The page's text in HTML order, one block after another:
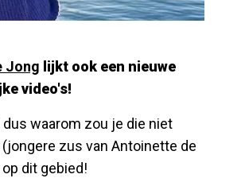
Jong lijkt ook een nieuwe
video's!
waarom zou je die niet
zus van Antoinette de
dit gebied!